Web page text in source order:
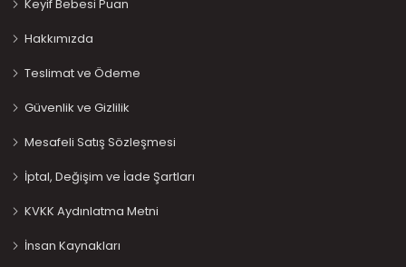
Keyif Bebesi Puan
Hakkımızda
Teslimat ve Ödeme
Güvenlik ve Gizlilik
Mesafeli Satış Sözleşmesi
İptal, Değişim ve İade Şartları
KVKK Aydınlatma Metni
İnsan Kaynakları